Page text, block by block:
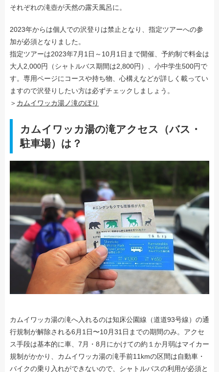
それぞれの滝壺が天然の露天風呂に。
2023年からは個人での沢登りは禁止となり、指定ツアーへの参
加が必須となりました。
指定ツアーは2023年7月1日～10月1日まで開催、予約制で料金は
大人2,000円（シャトルバス期間は2,800円）、小中学生500円で
す。専用ページにコースや持ち物、心構えなどが詳しく載ってい
ますので沢登りしたい方は必ずチェックしましょう。
＞ カムイワッカ湯ノ滝のぼり
カムイワッカ湯の滝アクセス（バス・
駐車場）は？
カムイワッカ湯の滝へ入れるのは知床公園線（道道93号線）の通
行規制が解除される6月1日〜10月31日までの期間のみ。アクセ
ス手段は基本的に車、7月・8月にかけての約１か月弱はマイカー
規制がかかり、カムイワッカ湯の滝手前11kmの区間は自動車・
バイクの乗り入れができないので、シャトルバスの利用が必須と